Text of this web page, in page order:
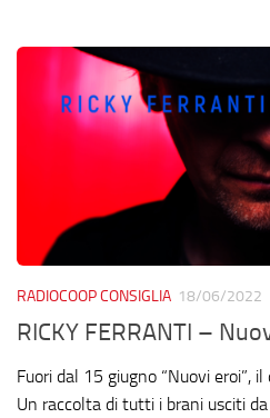
RADIOCOOP CONSIGLIA 18/06/2022
RICKY FERRANTI –
Fuori dal 15 giugno “Nuovi eroi”,
Un raccolta di tutti i brani usciti